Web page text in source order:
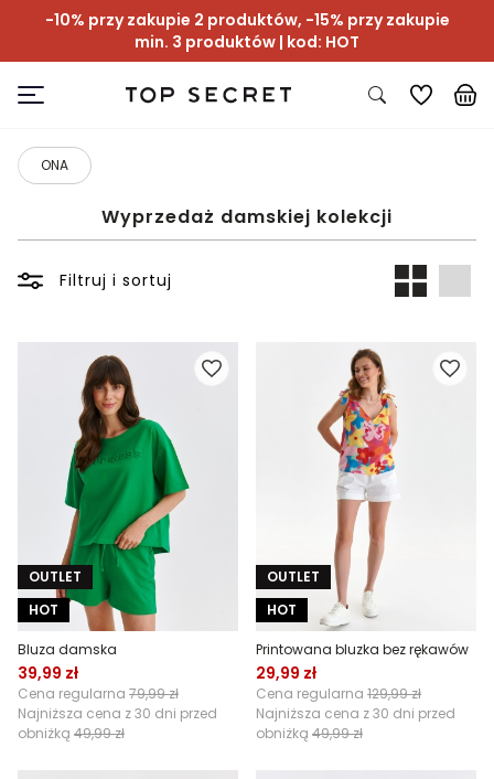
-10% przy zakupie 2 produktów, -15% przy zakupie
min. 3 produktów | kod: HOT
ONA
Wyprzedaż damskiej kolekcji
Filtruj i sortuj
OUTLET
HOT
Bluza damska
39,99 zł
Cena regularna 79,99 zł
Najniższa cena z 30 dni przed
obniżką 49,99 zł
OUTLET
HOT
Printowana bluzka bez rękawów
29,99 zł
Cena regularna 129,99 zł
Najniższa cena z 30 dni przed
obniżką 49,99 zł